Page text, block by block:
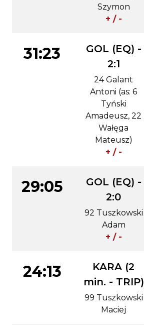
Szymon
+ / -
31:23
GOL (EQ) -
2:1
24 Galant
Antoni (as: 6
Tyński
Amadeusz, 22
Wałęga
Mateusz)
+ / -
29:05
GOL (EQ) -
2:0
92 Tuszkowski
Adam
+ / -
24:13
KARA (2
min. - TRIP)
99 Tuszkowski
Maciej